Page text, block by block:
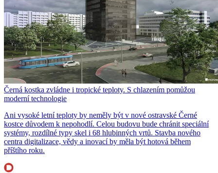
Černá kostka zvládne i tropické teploty. S chlazením pomůžou
moderní technologie
Ani vysoké letní teploty by neměly být v nové ostravské Černé
kostce důvodem k nepohodlí. Celou budovu bude chránit speciální
systémy, rozdílné typy skel i 68 hlubinných vrtů. Stavba nového
centra digitalizace, vědy a inovací by měla být hotová během
příštího roku.